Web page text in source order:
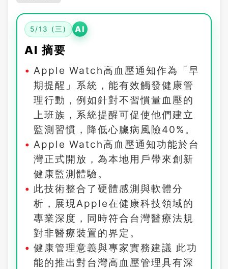
5/13 (三) AI
AI 摘要
Apple Watch高血壓通知作為「早
期提醒」系統，能有效觸發健康管
理行動，例如針對不習慣量血壓的
上班族，系統提醒可促使他們建立
監測習慣，降低心臟病風險40%。
Apple Watch高血壓通知功能於台
灣正式開放，為本地用戶帶來創新
健康監測體驗。
此技術整合了硬體感測與軟體分
析，展現Apple在健康科技領域的
專業深度，同時符合台灣醫療法規
對非醫療裝置的界定。
健康管理意義與專家實務建議 此功
能的推出對台灣高血壓管理具有深